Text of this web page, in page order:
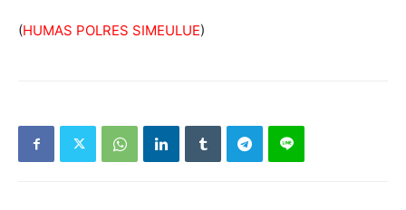
(HUMAS POLRES SIMEULUE)